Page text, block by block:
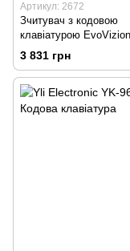
Артикул: 2672
Зчитувач з кодовою
клавіатурою EvoVizion
AC905EM-W
3 831 грн